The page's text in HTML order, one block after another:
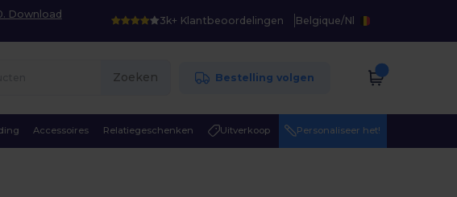
Download
3k+ Klantbeoordelingen Belgique/Nl
Zoeken Bestelling volgen
Accessoires Relatiegeschenken Uitverkoop Personaliseer het!